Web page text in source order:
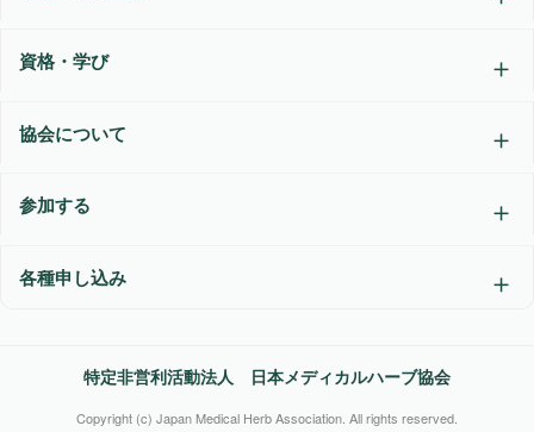
資格・学び
協会について
参加する
各種申し込み
特定非営利活動法人 日本メディカルハーブ協会
Copyright (c) Japan Medical Herb Association. All rights reserved.